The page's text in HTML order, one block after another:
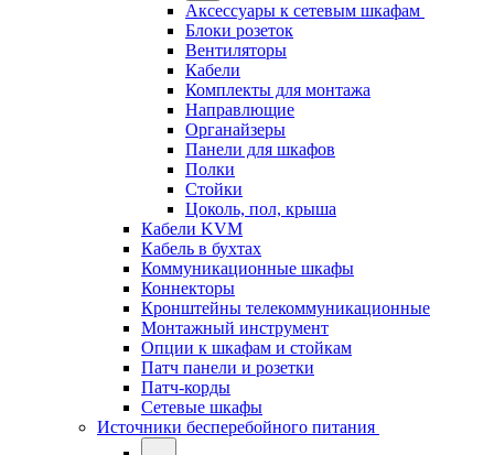
Аксессуары к сетевым шкафам
Блоки розеток
Вентиляторы
Кабели
Комплекты для монтажа
Направлющие
Органайзеры
Панели для шкафов
Полки
Стойки
Цоколь, пол, крыша
Кабели KVM
Кабель в бухтах
Коммуникационные шкафы
Коннекторы
Кронштейны телекоммуникационные
Монтажный инструмент
Опции к шкафам и стойкам
Патч панели и розетки
Патч-корды
Сетевые шкафы
Источники бесперебойного питания